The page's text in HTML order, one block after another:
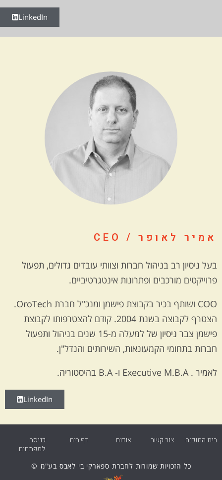
LinkedIn
אמיר לאופר / CEO
בעל ניסיון רב בניהול חברות וצוותי עובדים גדולים, תפעול
פרוייקטים מורכבים ופתרונות אינטגרטיביים.
COO ושותף בכיר בקבוצת פישמן ומנכ"ל חברת OroTech.
הצטרף לקבוצה בשנת 2004. קודם להצטרפותו לקבוצת
פישמן צבר ניסיון של למעלה מ-15 שנים בניהול ותפעול
חברות בתחומי הקמעונאות, השירותים והנדל"ן.
לאמיר . Executive M.B.A ו- B.A בהיסטוריה.
LinkedIn
בית התוכנה צור קשר אודות דף בית
כניסה
למפתחים
כל הזכויות שמורות לחברת ספארקי בי לאבס בע"מ ©